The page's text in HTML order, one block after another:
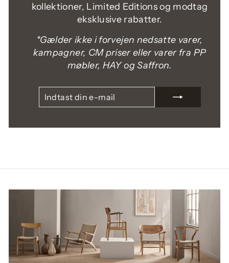
kollektioner, Limited Editions og modtag
eksklusive rabatter.
*Gælder ikke i forvejen nedsatte varer,
kampagner, CM priser eller varer fra PP
møbler, HAY og Saffron.
E-